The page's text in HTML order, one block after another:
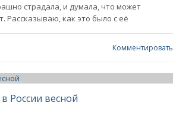
страдала, и думала, что может
Рассказываю, как это было с её
Комментировать
России весной